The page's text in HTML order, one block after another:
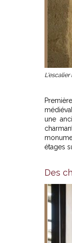
une
étages
Des